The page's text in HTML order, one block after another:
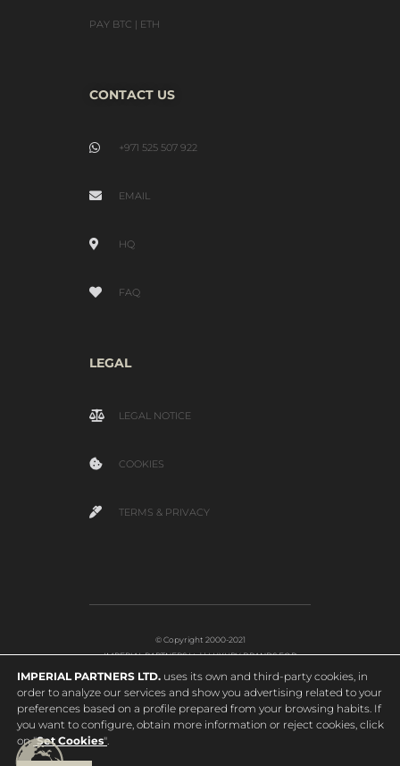
PAY BTC | ETH
CONTACT US
+971 525 507 922
EMAIL
HQ
FAQ
LEGAL
LEGAL NOTICE
COOKIES
TERMS & PRIVACY
© Copyright 2000-2021
IMPERIAL PARTNERS Ltd | LUXURY BRANDS FOR
EDUCATION
IMPERIAL PARTNERS LTD. uses its own and third-party cookies, in
order to analyze our services and show you advertising related to your
preferences based on a profile prepared from your browsing habits. If
you want to configure, obtain more information or reject cookies, click
on"Set Cookies".